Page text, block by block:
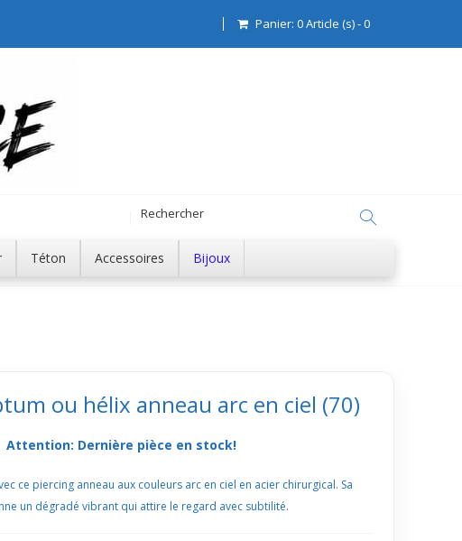
Panier: 0Article (s)-0
Téton Accessoires Bijoux
ou hélix anneau arc en ciel (70)
Attention: Dernière pièce en stock!
ce piercing anneau aux couleurs arc en ciel en acier chirurgical. Sa
un dégradé vibrant qui attire le regard avec subtilité.